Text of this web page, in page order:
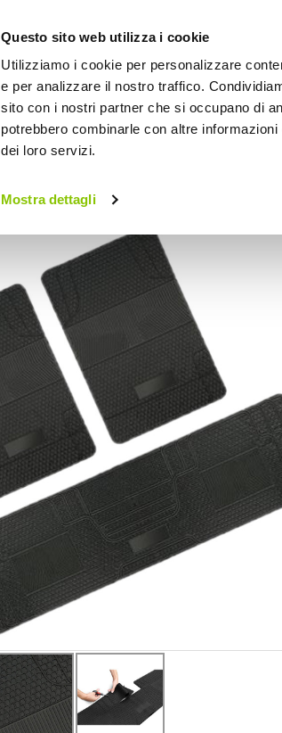
Questo sito web utilizza i cookie
Utilizziamo i cookie per personalizzare
e per analizzare il nostro traffico.
sito con i nostri partner che si occupano di
potrebbero combinarle con altre
dei loro servizi.
Mostra dettagli
BICI OUTDOOR